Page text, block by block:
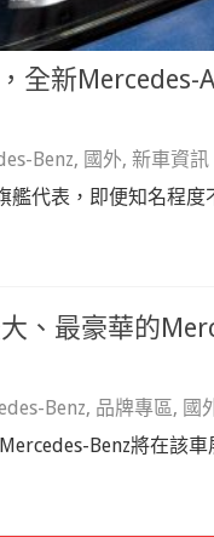
全新
Benz, 國外, 新車資訊
代表，即便知名程度
、最豪華的
Benz, 品牌專區, 國
Benz將在該